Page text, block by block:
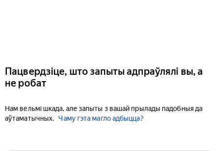
Пацвердзіце, што запыты адпраўлялі вы, а
не робат
Нам вельмі шкада, але запыты з вашай прылады падобныя да
аўтаматычных.
Чаму гэта магло адбыцца?